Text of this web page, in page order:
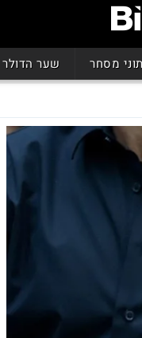
מסחר שער הדולר